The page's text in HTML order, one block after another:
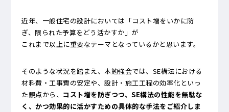
近年、一般住宅の設計においては「コスト増をいかに防
ぎ、限られた予算をどう活かすか」が
これまで以上に重要なテーマとなっているかと思います。
そのような状況を踏まえ、本勉強会では、SE構法における
材料費・工事費の安定や、設計・施工工程の効率化といっ
た観点から、 コスト増を防ぎつつ、SE構法の性能を無駄な
く、かつ効果的に活かすための具体的な手法をご紹介しま